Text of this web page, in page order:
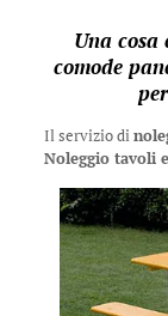
Una cosa
comode
Il servizio di
Noleggio tavoli